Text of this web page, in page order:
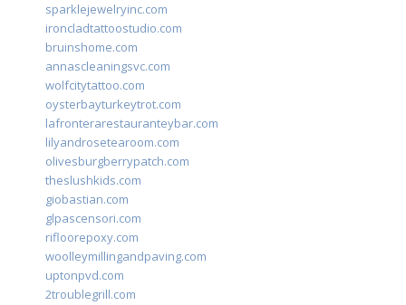
sparklejewelryinc.com
ironcladtattoostudio.com
bruinshome.com
annascleaningsvc.com
wolfcitytattoo.com
oysterbayturkeytrot.com
lafronterarestauranteybar.com
lilyandrosetearoom.com
olivesburgberrypatch.com
theslushkids.com
giobastian.com
glpascensori.com
rifloorepoxy.com
woolleymillingandpaving.com
uptonpvd.com
2troublegrill.com